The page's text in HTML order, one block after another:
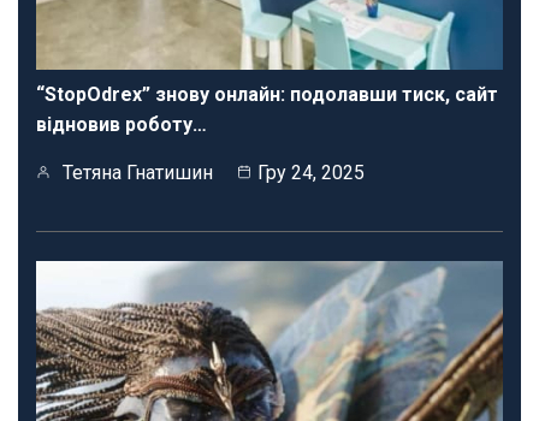
“StopOdrex” знову онлайн: подолавши тиск, сайт
відновив роботу…
Тетяна Гнатишин Гру 24, 2025